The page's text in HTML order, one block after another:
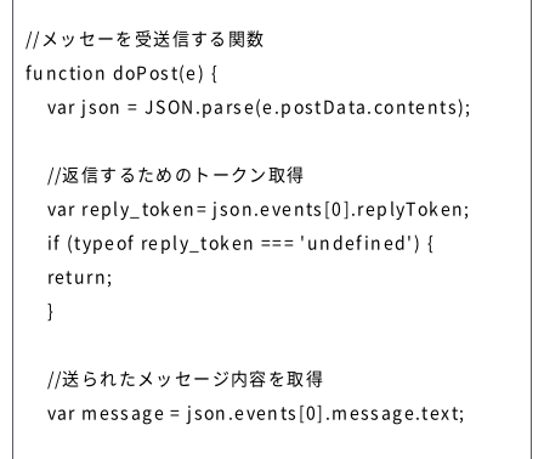
//メッセーを受送信する関数
function doPost(e) {